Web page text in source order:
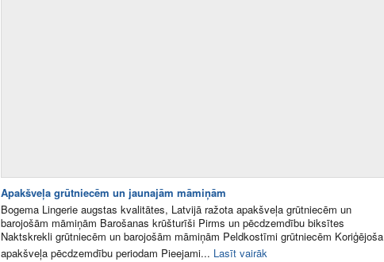
Apakšveļa grūtniecēm un jaunajām māmiņām
Bogema Lingerie augstas kvalitātes, Latvijā ražota apakšveļa grūtniecēm un
barojošām māmiņām Barošanas krūšturīši Pirms un pēcdzemdību biksītes
Naktskrekli grūtniecēm un barojošām māmiņām Peldkostīmi grūtniecēm Koriģējoša
apakšveļa pēcdzemdību periodam Pieejami... Lasīt vairāk